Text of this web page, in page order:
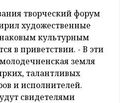
творческий форум
художественные
культурным
в приветствии. - В эти
земля
талантливых
и исполнителей.
свидетелями